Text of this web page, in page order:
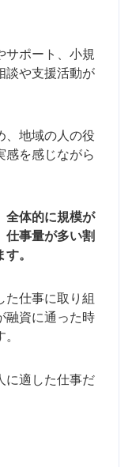
サポート、小規
談や支援活動が
、地域の人の役
感を感じながら
全体的に規模が
仕事量が多い割
。
た仕事に取り組
融資に通った時
に適した仕事だ